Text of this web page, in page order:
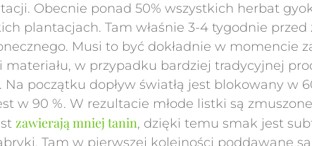
Obecnie ponad 50% wszystkich herbat
plantacjach. Tam właśnie 3-4 tygodnie przed
Musi to być dokładnie w momencie
materiału, w przypadku bardziej tradycyjnej
początku dopływ światłą jest blokowany w
w 90 %. W rezultacie młode listki są
zawierają mniej tanin, dzięki temu smak jest
Tam w pierwszej kolejności poddawane